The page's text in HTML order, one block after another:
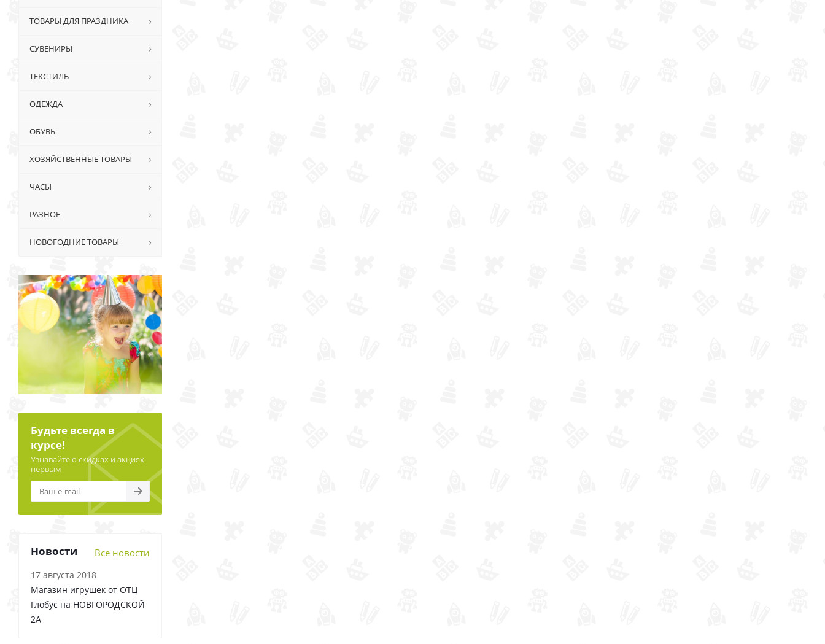
ТОВАРЫ ДЛЯ ПРАЗДНИКА
СУВЕНИРЫ
ТЕКСТИЛЬ
ОДЕЖДА
ОБУВЬ
ХОЗЯЙСТВЕННЫЕ ТОВАРЫ
ЧАСЫ
РАЗНОЕ
НОВОГОДНИЕ ТОВАРЫ
Будьте всегда в
курсе!
Узнавайте о скидках и акциях
первым
Новости Все новости
17 августа 2018
Магазин игрушек от ОТЦ
Глобус на НОВГОРОДСКОЙ
2А